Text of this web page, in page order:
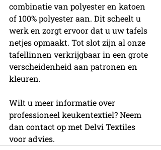
combinatie van polyester en katoen
of 100% polyester aan. Dit scheelt u
werk en zorgt ervoor dat u uw tafels
netjes opmaakt. Tot slot zijn al onze
tafellinnen verkrijgbaar in een grote
verscheidenheid aan patronen en
kleuren.
Wilt u meer informatie over
professioneel keukentextiel? Neem
dan contact op met Delvi Textiles
voor advies.